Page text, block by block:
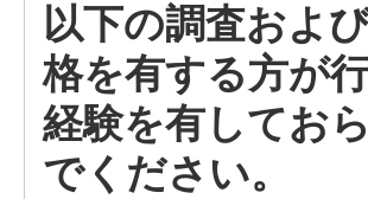
以下の調査およ
格を有する方が
経験を有してお
でください。